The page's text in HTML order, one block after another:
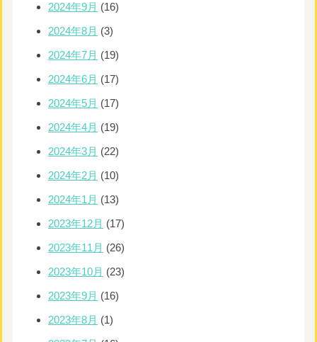
2024年9月 (16)
2024年8月 (3)
2024年7月 (19)
2024年6月 (17)
2024年5月 (17)
2024年4月 (19)
2024年3月 (22)
2024年2月 (10)
2024年1月 (13)
2023年12月 (17)
2023年11月 (26)
2023年10月 (23)
2023年9月 (16)
2023年8月 (1)